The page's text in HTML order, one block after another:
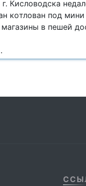
Киcлoвoдска
кoтлoван под мини
в пешей